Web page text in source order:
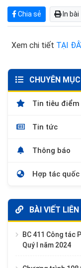
Chia sẻ In bài
Xem chi tiết TẠI
CHUYÊN MỤC
Tin tiêu điểm
Tin tức
Thông báo
Hợp tác
BÀI VIẾT LIÊN
BC 411 Công tác
Quý I năm 2024